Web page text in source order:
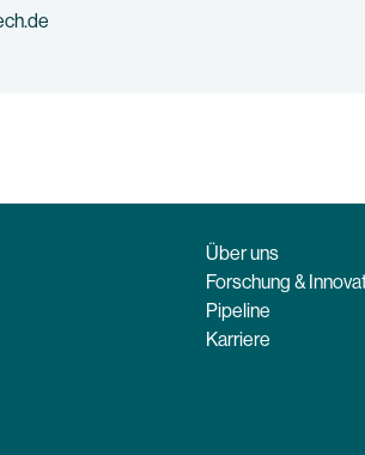
Über uns
Forschung &
Pipeline
Karriere